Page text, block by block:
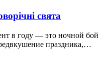
свята
в году — это ночной бой
праздника,…